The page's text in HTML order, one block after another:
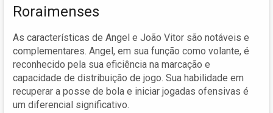
Roraimenses
As características de Angel e João Vitor são notáveis e
complementares. Angel, em sua função como volante, é
reconhecido pela sua eficiência na marcação e
capacidade de distribuição de jogo. Sua habilidade em
recuperar a posse de bola e iniciar jogadas ofensivas é
um diferencial significativo.